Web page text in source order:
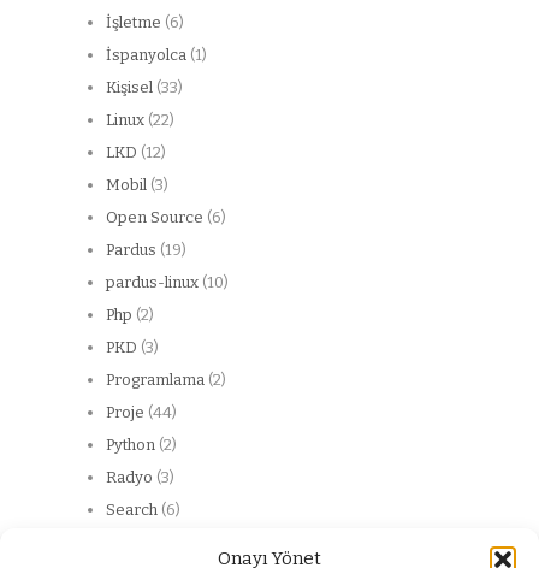
Onayı Yönet
İşletme (6)
İspanyolca (1)
Kişisel (33)
Linux (22)
LKD (12)
Mobil (3)
Open Source (6)
Pardus (19)
pardus-linux (10)
Php (2)
PKD (3)
Programlama (2)
Proje (44)
Python (2)
Radyo (3)
Search (6)